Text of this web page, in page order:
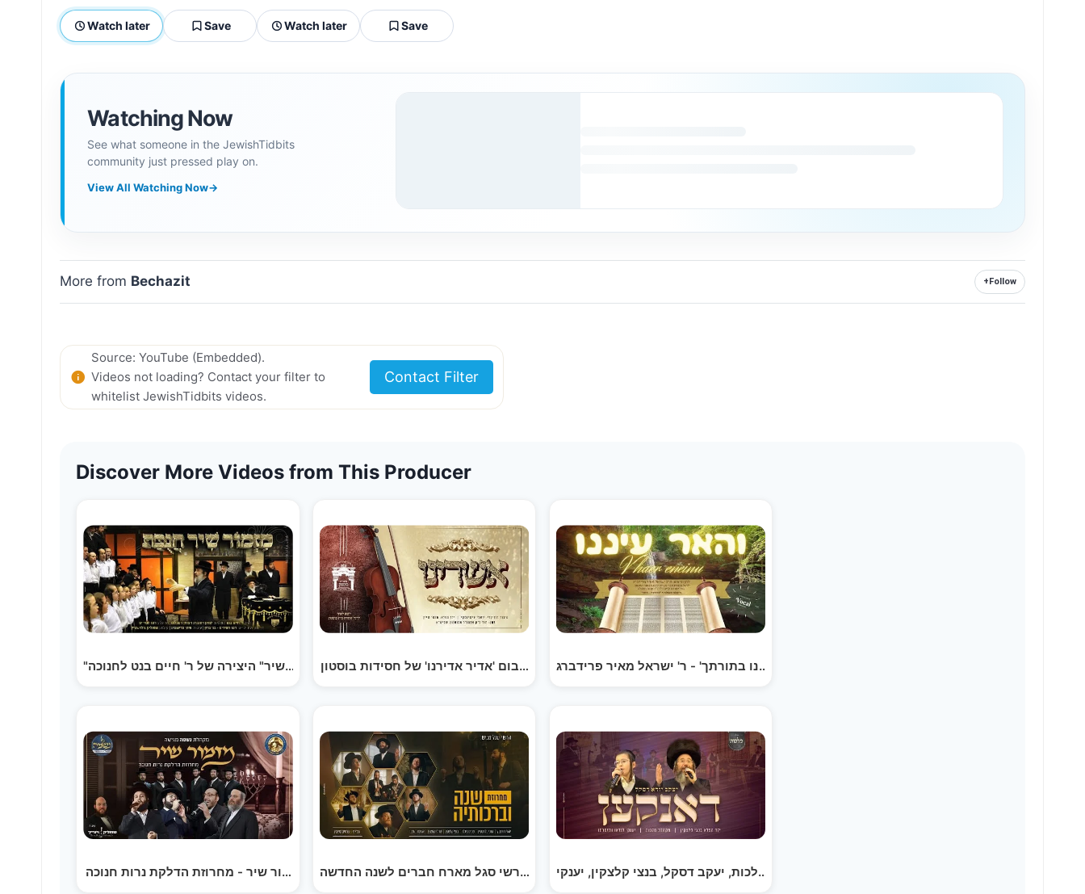
Watch later Save Watch later Save
Watching Now
See what someone in the JewishTidbits
community just pressed play on.
View All Watching Now→
More from Bechazit + Follow
Source: YouTube (Embedded).
Videos not loading? Contact your filter to
whitelist JewishTidbits videos.
Contact Filter
Discover More Videos from This Producer
"מזמור שיר" היצירה של ר' חיים בנט לחנוכה | Mizmor…
מקהלת נשמה מגישה: מזמור שיר - מחרוזת הדלקת נרות חנוכה
אשרינו - מתוך האלבום 'אדיר אדירנו' של חסידות בוסטון…
שנה וברכותיה! הערשי סגל מארח חברים לשנה החדשה